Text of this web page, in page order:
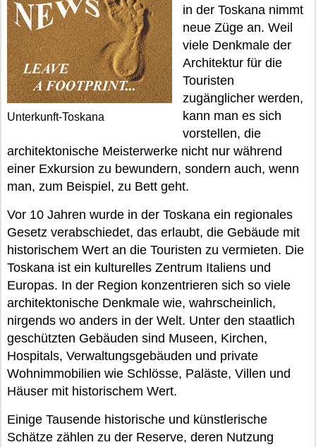
Unterkunft-Toskana
in der Toskana nimmt
neue Züge an. Weil
viele Denkmale der
Architektur für die
Touristen
zugänglicher werden,
kann man es sich
vorstellen, die
architektonische Meisterwerke nicht nur während
einer Exkursion zu bewundern, sondern auch, wenn
man, zum Beispiel, zu Bett geht.
Vor 10 Jahren wurde in der Toskana ein regionales
Gesetz verabschiedet, das erlaubt, die Gebäude mit
historischem Wert an die Touristen zu vermieten. Die
Toskana ist ein kulturelles Zentrum Italiens und
Europas. In der Region konzentrieren sich so viele
architektonische Denkmale wie, wahrscheinlich,
nirgends wo anders in der Welt. Unter den staatlich
geschützten Gebäuden sind Museen, Kirchen,
Hospitals, Verwaltungsgebäuden und private
Wohnimmobilien wie Schlösse, Paläste, Villen und
Häuser mit historischem Wert.
Einige Tausende historische und künstlerische
Schätze zählen zu der Reserve, deren Nutzung